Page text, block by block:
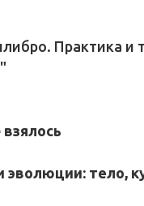
Практика и
эволюции: тело,